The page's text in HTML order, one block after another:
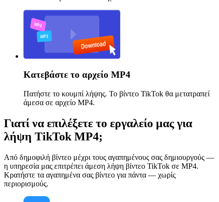
Κατεβάστε το αρχείο MP4
Πατήστε το κουμπί λήψης. Το βίντεο TikTok θα μετατραπεί
άμεσα σε αρχείο MP4.
Γιατί να επιλέξετε το εργαλείο μας για
λήψη TikTok MP4;
Από δημοφιλή βίντεο μέχρι τους αγαπημένους σας δημιουργούς —
η υπηρεσία μας επιτρέπει άμεση λήψη βίντεο TikTok σε MP4.
Κρατήστε τα αγαπημένα σας βίντεο για πάντα — χωρίς
περιορισμούς.